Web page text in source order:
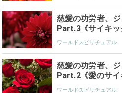
慈愛の功労者、
Part.3《サイキ
ワールドスピリチュアル
慈愛の功労者、
Part.2《愛のサ
ワールドスピリチュアル